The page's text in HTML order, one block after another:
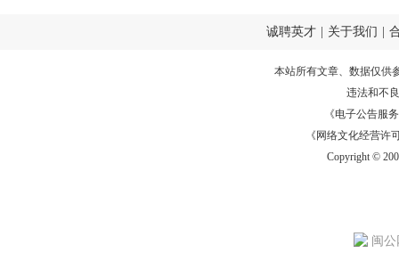
诚聘英才 关于我们
本站所有文章、数据仅供
违法和不
《电子公告服务
《网络文化经营许
Copyright ©
闽公